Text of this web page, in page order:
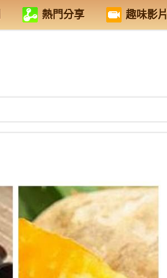
熱門分享 趣味影片